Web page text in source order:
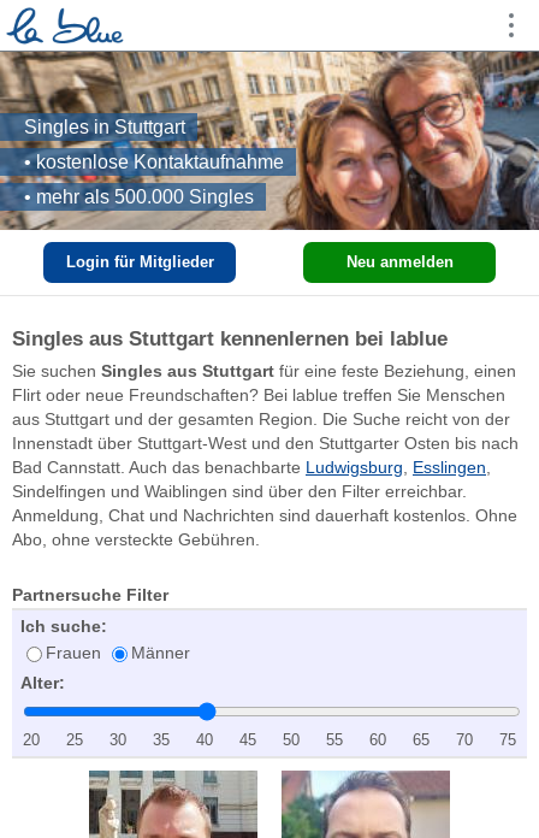
Singles in Stuttgart
• kostenlose Kontaktaufnahme
• mehr als 500.000 Singles
Login für Mitglieder Neu anmelden
Singles aus Stuttgart kennenlernen bei lablue
Sie suchen Singles aus Stuttgart für eine feste Beziehung, einen
Flirt oder neue Freundschaften? Bei lablue treffen Sie Menschen
aus Stuttgart und der gesamten Region. Die Suche reicht von der
Innenstadt über Stuttgart-West und den Stuttgarter Osten bis nach
Bad Cannstatt. Auch das benachbarte Ludwigsburg Esslingen
Sindelfingen und Waiblingen sind über den Filter erreichbar.
Anmeldung, Chat und Nachrichten sind dauerhaft kostenlos. Ohne
Abo, ohne versteckte Gebühren.
Partnersuche Filter
Ich suche:
Frauen
Männer
Alter:
20 25 30 35 40 45 50 55 60 65 70 75